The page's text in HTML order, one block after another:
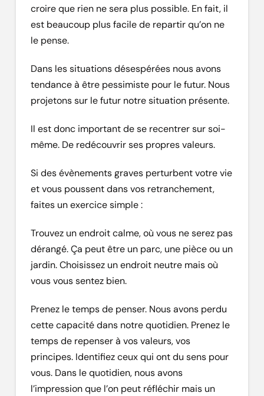
croire que rien ne sera plus possible. En fait, il
est beaucoup plus facile de repartir qu’on ne
le pense.
Dans les situations désespérées nous avons
tendance à être pessimiste pour le futur. Nous
projetons sur le futur notre situation présente.
Il est donc important de se recentrer sur soi-
même. De redécouvrir ses propres valeurs.
Si des évènements graves perturbent votre vie
et vous poussent dans vos retranchement,
faites un exercice simple :
Trouvez un endroit calme, où vous ne serez pas
dérangé. Ça peut être un parc, une pièce ou un
jardin. Choisissez un endroit neutre mais où
vous vous sentez bien.
Prenez le temps de penser. Nous avons perdu
cette capacité dans notre quotidien. Prenez le
temps de repenser à vos valeurs, vos
principes. Identifiez ceux qui ont du sens pour
vous. Dans le quotidien, nous avons
l’impression que l’on peut réfléchir mais un